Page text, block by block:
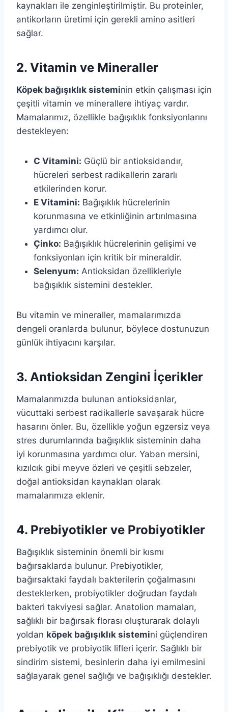
kaynakları ile zenginleştirilmiştir. Bu proteinler,
antikorların üretimi için gerekli amino asitleri
sağlar.
2. Vitamin ve Mineraller
Köpek bağışıklık sisteminin etkin çalışması için
çeşitli vitamin ve minerallere ihtiyaç vardır.
Mamalarımız, özellikle bağışıklık fonksiyonlarını
destekleyen:
C Vitamini: Güçlü bir antioksidandır,
hücreleri serbest radikallerin zararlı
etkilerinden korur.
E Vitamini: Bağışıklık hücrelerinin
korunmasına ve etkinliğinin artırılmasına
yardımcı olur.
Çinko: Bağışıklık hücrelerinin gelişimi ve
fonksiyonları için kritik bir mineraldir.
Selenyum: Antioksidan özellikleriyle
bağışıklık sistemini destekler.
Bu vitamin ve mineraller, mamalarımızda
dengeli oranlarda bulunur, böylece dostunuzun
günlük ihtiyacını karşılar.
3. Antioksidan Zengini İçerikler
Mamalarımızda bulunan antioksidanlar,
vücuttaki serbest radikallerle savaşarak hücre
hasarını önler. Bu, özellikle yoğun egzersiz veya
stres durumlarında bağışıklık sisteminin daha
iyi korunmasına yardımcı olur. Yaban mersini,
kızılcık gibi meyve özleri ve çeşitli sebzeler,
doğal antioksidan kaynakları olarak
mamalarımıza eklenir.
4. Prebiyotikler ve Probiyotikler
Bağışıklık sisteminin önemli bir kısmı
bağırsaklarda bulunur. Prebiyotikler,
bağırsaktaki faydalı bakterilerin çoğalmasını
desteklerken, probiyotikler doğrudan faydalı
bakteri takviyesi sağlar. Anatolion mamaları,
sağlıklı bir bağırsak florası oluşturarak dolaylı
yoldan köpek bağışıklık sistemini güçlendiren
prebiyotik ve probiyotik lifleri içerir. Sağlıklı bir
sindirim sistemi, besinlerin daha iyi emilmesini
sağlayarak genel sağlığı ve bağışıklığı destekler.